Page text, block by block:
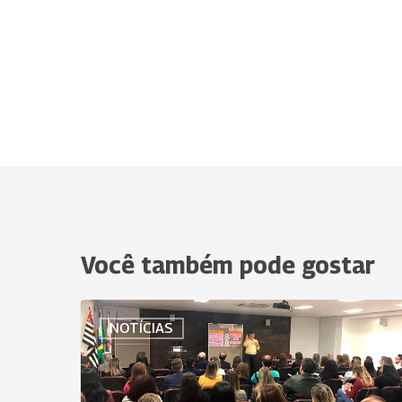
Você também pode gostar
NOTÍCIAS
Uniodonto
do
Brasil
sedia